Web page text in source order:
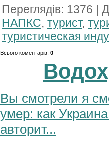
Переглядів: 1376 |
НАПКС, турист,
туристическая
Всього коментарів: 0
Вы смотрели я
умер: как
авторит...